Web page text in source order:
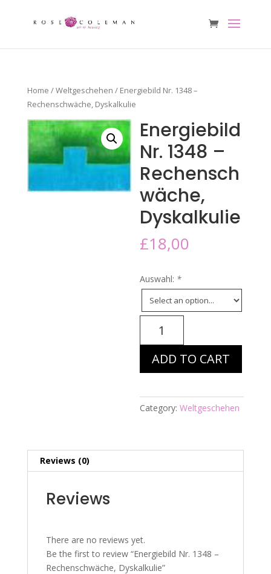
Home /Weltgeschehen / Energiebild Nr. 1348 –
Rechenschwäche, Dyskalkulie
Energiebild
Nr. 1348 –
Rechensch
wäche,
Dyskalkulie
£18,00
Auswahl: *
quantity
ADD TO CART
Category:Weltgeschehen
Reviews (0)
Reviews
There are no reviews yet.
Be the first to review “Energiebild Nr. 1348 –
Rechenschwäche, Dyskalkulie”